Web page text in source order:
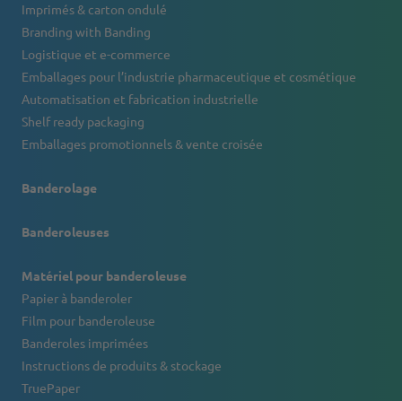
Imprimés & carton ondulé
Branding with Banding
Logistique et e-commerce
Emballages pour l’industrie pharmaceutique et cosmétique
Automatisation et fabrication industrielle
Shelf ready packaging
Emballages promotionnels & vente croisée
Banderolage
Banderoleuses
Matériel pour banderoleuse
Papier à banderoler
Film pour banderoleuse
Banderoles imprimées
Instructions de produits & stockage
TruePaper